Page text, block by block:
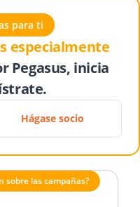
para ti
especialmente
Pegasus, inicia
Hágase socio
sobre las campañas?